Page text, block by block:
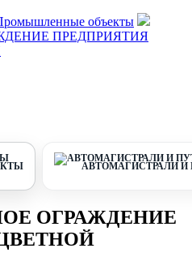
объекты
ПРЕДПРИЯТИЯ
АВТОМАГИСТРАЛИ И
ОГРАЖДЕНИЕ